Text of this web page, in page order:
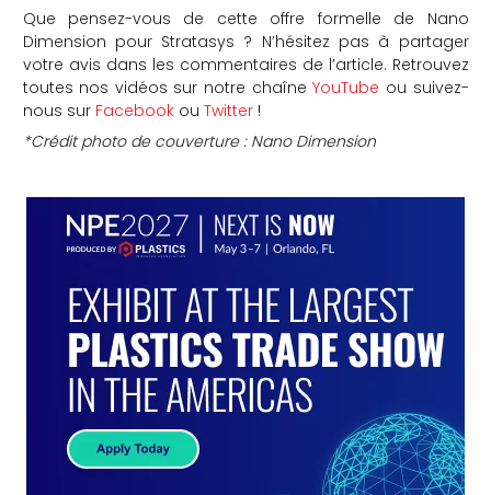
Que pensez-vous de cette offre formelle de Nano
Dimension pour Stratasys ? N’hésitez pas à partager
votre avis dans les commentaires de l’article. Retrouvez
toutes nos vidéos sur notre chaîneYouTube ou suivez-
nous sur Facebookou Twitter!
*Crédit photo de couverture : Nano Dimension